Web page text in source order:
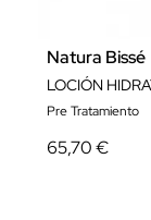
Natura Bissé
Pre Tratamiento
65,70 €